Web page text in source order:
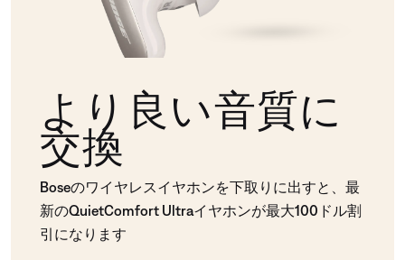
より良い音質に
交換
Boseのワイヤレスイヤホンを下取りに出すと、最
新のQuietComfort Ultraイヤホンが最大100ドル割
引になります